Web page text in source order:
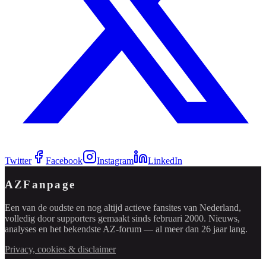
Twitter Facebook Instagram LinkedIn
AZFanpage
Een van de oudste en nog altijd actieve fansites van Nederland,
volledig door supporters gemaakt sinds februari 2000. Nieuws,
analyses en het bekendste AZ-forum — al meer dan 26 jaar lang.
Privacy, cookies & disclaimer